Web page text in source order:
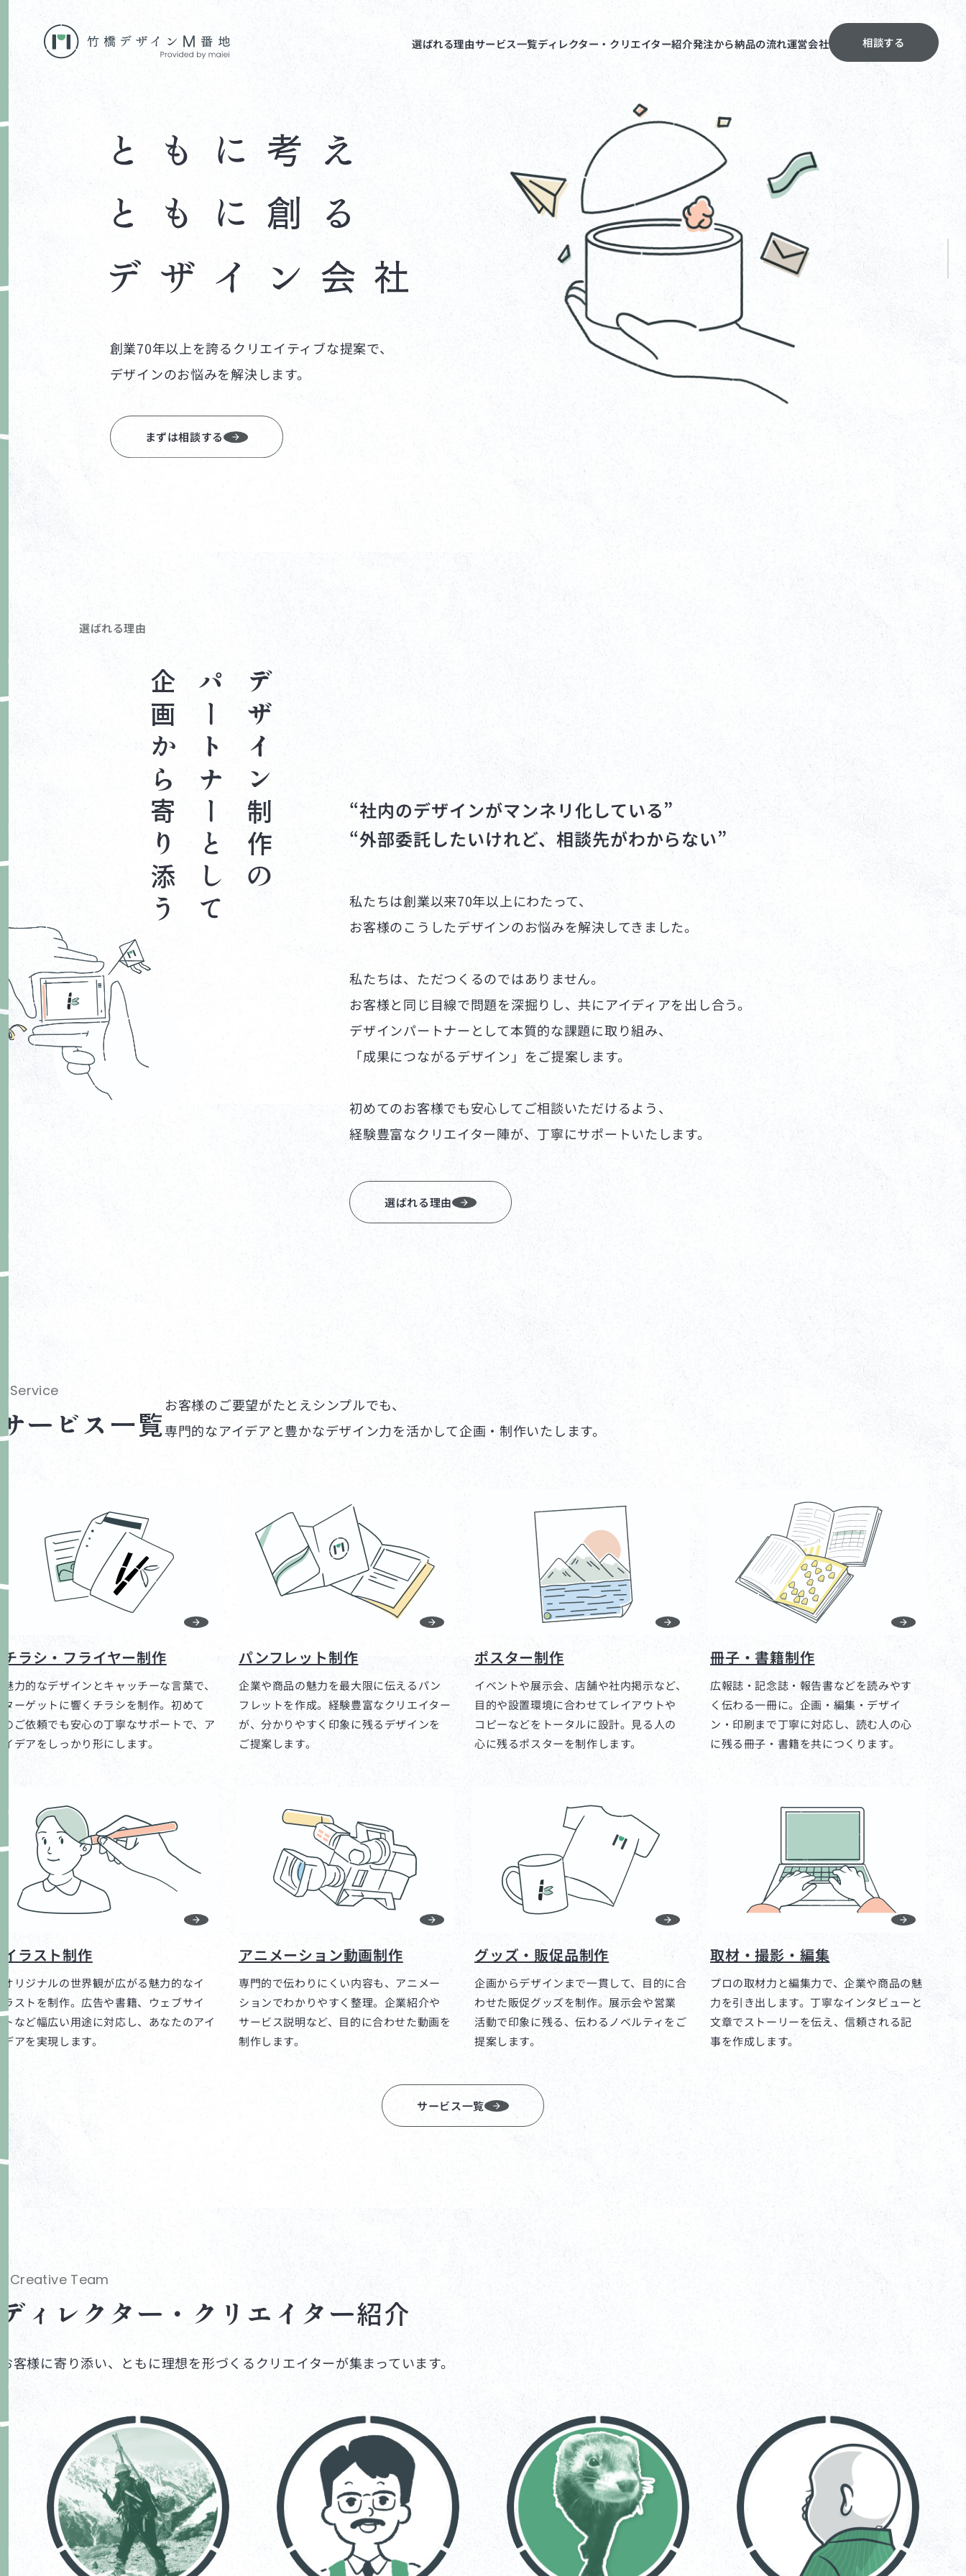
選ばれる理由サービス一覧ディレクター・クリエイター紹介発注から納品の流れ運営会社 相談する
創業70年以上を誇るクリエイティブな提案で、
デザインのお悩みを解決します。
まずは相談する
選ばれる理由
デザイン制作の
パートナーとして
企画から寄り添う
“社内のデザインがマンネリ化している”
“外部委託したいけれど、相談先がわからない”
私たちは創業以来70年以上にわたって、
お客様のこうしたデザインのお悩みを解決してきました。
私たちは、ただつくるのではありません。
お客様と同じ目線で問題を深掘りし、共にアイディアを出し合う。
デザインパートナーとして本質的な課題に取り組み、
「成果につながるデザイン」をご提案します。
初めてのお客様でも安心してご相談いただけるよう、
経験豊富なクリエイター陣が、丁寧にサポートいたします。
選ばれる理由
Service
サービス一覧お客様のご要望がたとえシンプルでも、
専門的なアイデアと豊かなデザイン力を活かして企画・制作いたします。
チラシ・フライヤー制作
魅力的なデザインとキャッチーな言葉で、
ターゲットに響くチラシを制作。初めて
のご依頼でも安心の丁寧なサポートで、ア
イデアをしっかり形にします。
パンフレット制作
企業や商品の魅力を最大限に伝えるパン
フレットを作成。経験豊富なクリエイター
が、分かりやすく印象に残るデザインを
ご提案します。
ポスター制作
イベントや展示会、店舗や社内掲示など、
目的や設置環境に合わせてレイアウトや
コピーなどをトータルに設計。見る人の
心に残るポスターを制作します。
冊子・書籍制作
広報誌・記念誌・報告書などを読みやす
く伝わる一冊に。企画・編集・デザイ
ン・印刷まで丁寧に対応し、読む人の心
に残る冊子・書籍を共につくります。
イラスト制作
オリジナルの世界観が広がる魅力的なイ
ラストを制作。広告や書籍、ウェブサイ
トなど幅広い用途に対応し、あなたのアイ
デアを実現します。
アニメーション動画制作
専門的で伝わりにくい内容も、アニメー
ションでわかりやすく整理。企業紹介や
サービス説明など、目的に合わせた動画を
制作します。
グッズ・販促品制作
企画からデザインまで一貫して、目的に合
わせた販促グッズを制作。展示会や営業
活動で印象に残る、伝わるノベルティをご
提案します。
取材・撮影・編集
プロの取材力と編集力で、企業や商品の魅
力を引き出します。丁寧なインタビューと
文章でストーリーを伝え、信頼される記
事を作成します。
サービス一覧
Creative Team
ディレクター・ クリエイター紹介
お客様に寄り添い、ともに理想を形づくるクリエイターが集まっています。